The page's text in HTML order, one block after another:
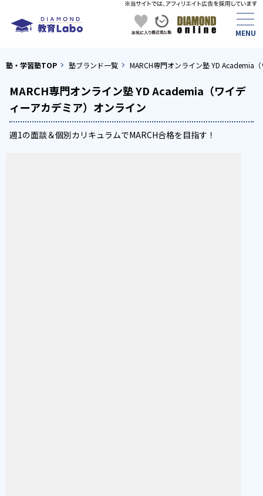
塾・学習塾TOP 塾ブランド一覧 MARCH専門オンライン塾 YD Academia
MARCH専門オンライン塾 YD Academia（ワイデ
ィーアカデミア）オンライン
週1の面談＆個別カリキュラムでMARCH合格を目指す！